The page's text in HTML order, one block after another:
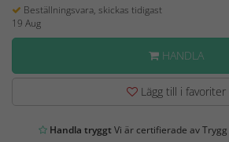
Beställningsvara, skickas tidigast
19 Aug
HANDLA
Lägg till i favoriter
Handla tryggtVi är certifierade av